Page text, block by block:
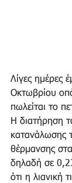
Λίγες ημέρες
Οκτωβρίου
πωλείται το
Η διατήρηση
κατανάλωσης
θέρμανσης
δηλαδή σε
ότι η λιανική